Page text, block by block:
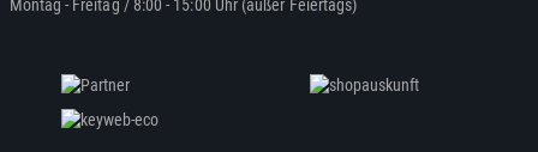
Montag - Freitag / 8:00 - 15:00 Uhr (außer Feiertags)